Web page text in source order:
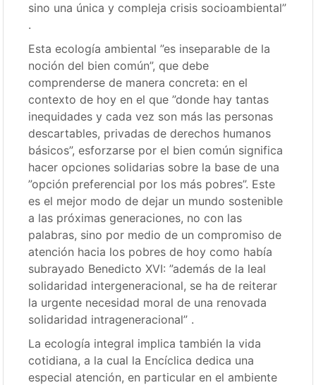
sino una única y compleja crisis socioambiental”
.
Esta ecología ambiental ”es inseparable de la
noción del bien común”, que debe
comprenderse de manera concreta: en el
contexto de hoy en el que ”donde hay tantas
inequidades y cada vez son más las personas
descartables, privadas de derechos humanos
básicos”, esforzarse por el bien común significa
hacer opciones solidarias sobre la base de una
”opción preferencial por los más pobres”. Este
es el mejor modo de dejar un mundo sostenible
a las próximas generaciones, no con las
palabras, sino por medio de un compromiso de
atención hacia los pobres de hoy como había
subrayado Benedicto XVI: ”además de la leal
solidaridad intergeneracional, se ha de reiterar
la urgente necesidad moral de una renovada
solidaridad intrageneracional” .
La ecología integral implica también la vida
cotidiana, a la cual la Encíclica dedica una
especial atención, en particular en el ambiente